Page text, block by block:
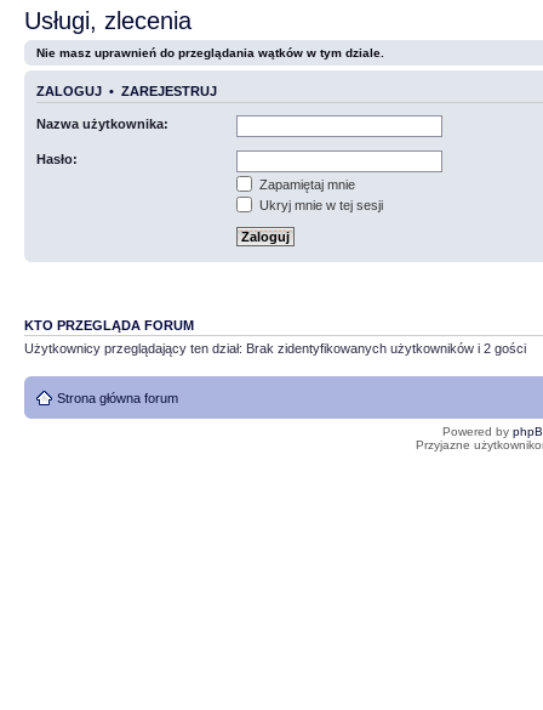
Usługi, zlecenia
Nie masz uprawnień do przeglądania wątków w tym dziale.
ZALOGUJ • ZAREJESTRUJ
Nazwa użytkownika:
Hasło:
Zapamiętaj mnie
Ukryj mnie w tej sesji
KTO PRZEGLĄDA FORUM
Użytkownicy przeglądający ten dział: Brak zidentyfikowanych użytkowników i 2 gości
Strona główna forum
Powered by
Przyjazne